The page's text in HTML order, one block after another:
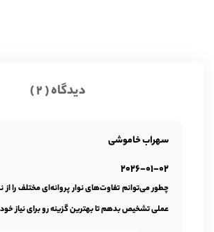
دیدگاه ( 2 )
سهراب خاموشی
2026-01-02
چطور می‌توانم تفاوت‌های نوار پروانه‌ای مختلف را از
عملی تشخیص بدهم تا بهترین گزینه رو برای نیاز